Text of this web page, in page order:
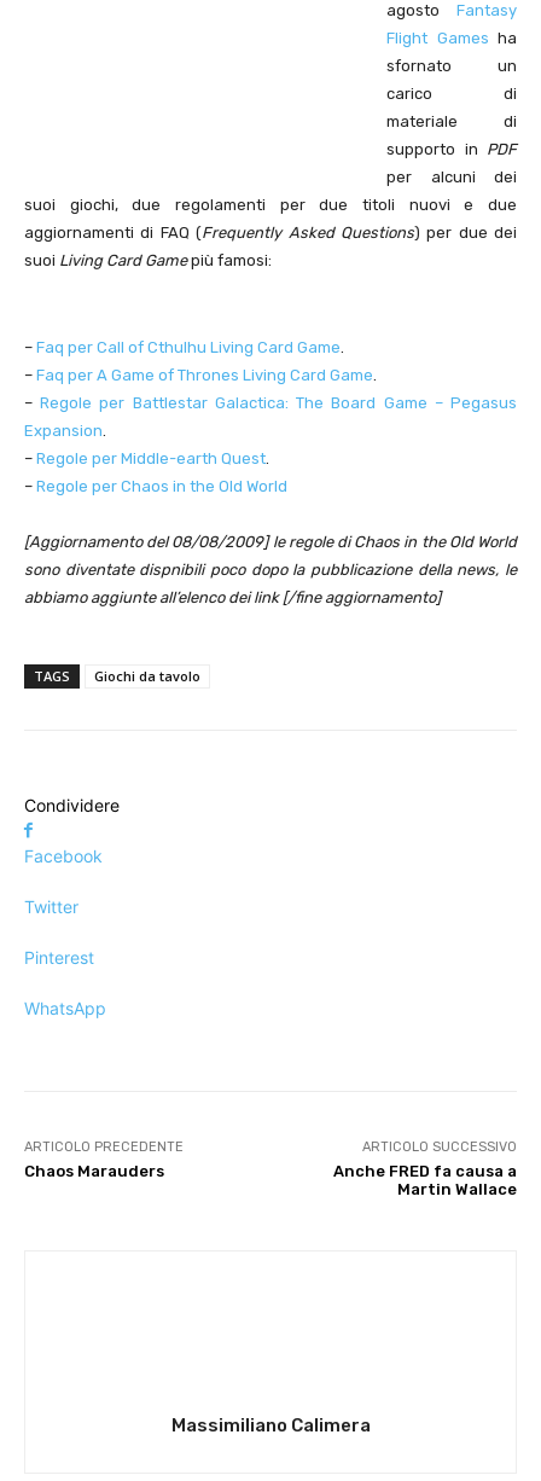
agosto Fantasy
Flight Games ha
sfornato un
carico di
materiale di
supporto in PDF
per alcuni dei
suoi giochi, due regolamenti per due titoli nuovi e due
aggiornamenti di FAQ (Frequently Asked Questions) per due dei
suoi Living Card Gamepiù famosi:
– Faq per Call of Cthulhu Living Card Game.
– Faq per A Game of Thrones Living Card Game.
–Regole per Battlestar Galactica: The Board Game – Pegasus
Expansion.
– Regole per Middle-earth Quest.
– Regole per Chaos in the Old World
[Aggiornamento del 08/08/2009] le regole di Chaos in the Old World
sono diventate dispnibili poco dopo la pubblicazione della news, le
abbiamo aggiunte all’elenco dei link [/fine aggiornamento]
TAGS Giochi da tavolo
Condividere
Facebook
Twitter
Pinterest
WhatsApp
ARTICOLO PRECEDENTE
Chaos Marauders
ARTICOLO SUCCESSIVO
Anche FRED fa causa a
Martin Wallace
Massimiliano Calimera